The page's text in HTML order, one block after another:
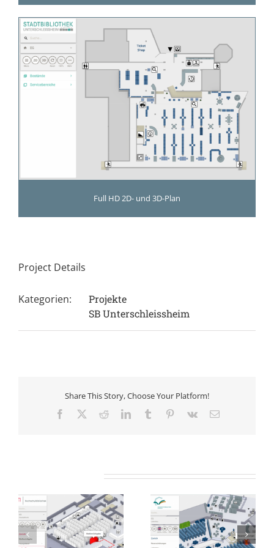
Full HD 2D- und 3D-Plan
Project Details
Kategorien:
Projekte
SB Unterschleissheim
Share This Story, Choose Your Platform!
Facebook RedditLinkedInTumblr Pinterest
Vk
E-
Universitätsbibliothek